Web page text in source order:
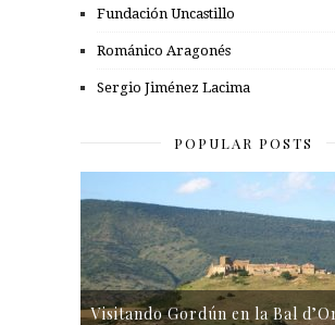
Fundación Uncastillo
Románico Aragonés
Sergio Jiménez Lacima
POPULAR POSTS
Visitando Gordún en la Bal